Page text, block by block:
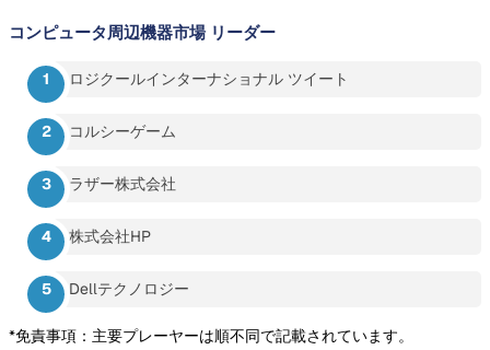
コンピュータ周辺機器市場 リーダー
ロジクールインターナショナル ツイート
コルシーゲーム
ラザー株式会社
株式会社HP
Dellテクノロジー
*免責事項：主要プレーヤーは順不同で記載されています。